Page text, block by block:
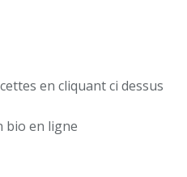
en cliquant ci dessus
bio en ligne